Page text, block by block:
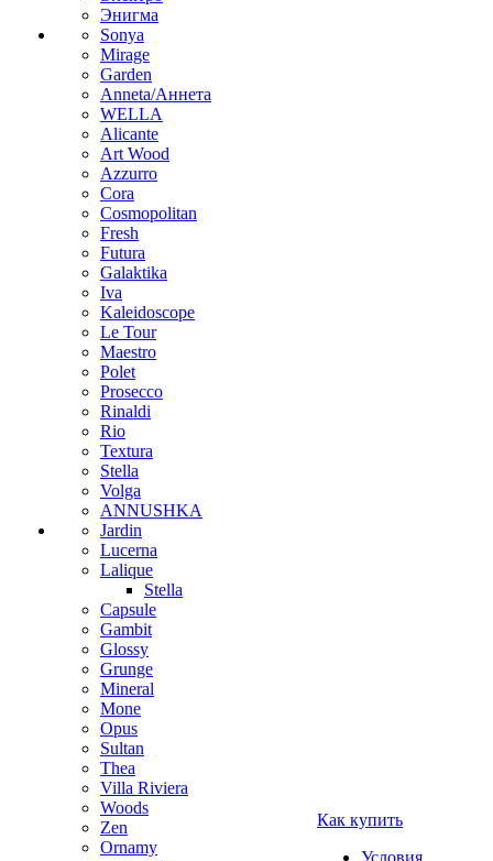
Энигма
Sonya
Mirage
Garden
Anneta/Аннета
WELLA
Alicante
Art Wood
Azzurro
Cora
Cosmopolitan
Fresh
Futura
Galaktika
Iva
Kaleidoscope
Le Tour
Maestro
Polet
Prosecco
Rinaldi
Rio
Textura
Stella
Volga
ANNUSHKA
Jardin
Lucerna
Lalique
Stella
Capsule
Gambit
Glossy
Grunge
Mineral
Mone
Opus
Sultan
Thea
Villa Riviera
Woods
Zen
Ornamy
Как купить
Условия